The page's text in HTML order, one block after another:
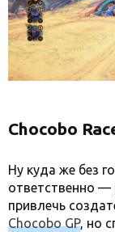
Chocobo
Ну куда же без
ответственно —
привлечь
Chocobo GP, но